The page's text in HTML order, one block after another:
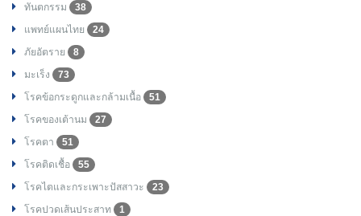
ทันตกรรม
38
แพทย์แผนไทย
24
ภัยอัตราย
8
มะเร็ง
73
โรคข้อกระดูกและกล้ามเนื้อ
51
โรคของเต้านม
27
โรคตา
51
โรคติดเชื้อ
55
โรคไตและกระเพาะปัสสาวะ
23
โรคปวดเส้นประสาท
1